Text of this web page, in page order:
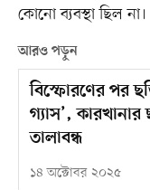
কোনো ব্যবস্থা ছিল না।
আরও পড়ুন
বিস্ফোরণের পর
গ্যাস’,
তালাবন্ধ
১৪ অক্টোবর ২০২৫